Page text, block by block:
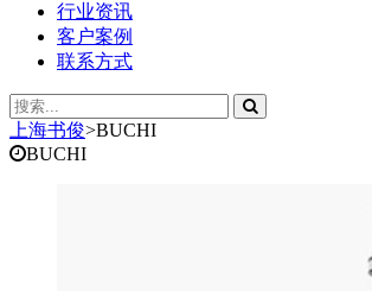
行业资讯
客户案例
联系方式
上海书俊>BUCHI
BUCHI